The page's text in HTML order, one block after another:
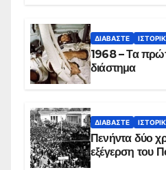
ΔΙΑΒΆΣΤΕ
1968 – Τα
διάστημα
ΔΙΑΒΆΣΤΕ
Πενήντα δύο
εξέγερση του